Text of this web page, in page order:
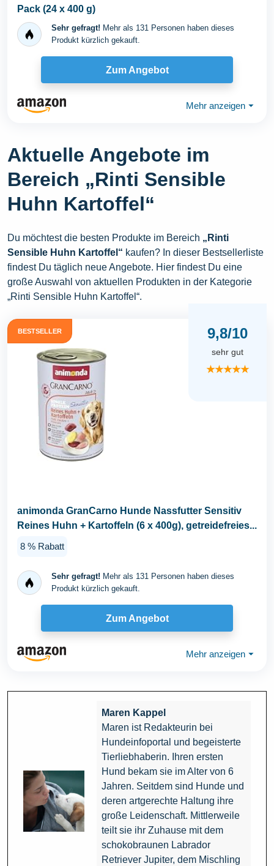
Pack (24 x 400 g)
Sehr gefragt! Mehr als 131 Personen haben dieses
Produkt kürzlich gekauft.
Zum Angebot
Mehr anzeigen ⏷
Aktuelle Angebote im
Bereich „Rinti Sensible
Huhn Kartoffel“
Du möchtest die besten Produkte im Bereich „Rinti
Sensible Huhn Kartoffel“ kaufen? In dieser Bestsellerliste
findest Du täglich neue Angebote. Hier findest Du eine
große Auswahl von aktuellen Produkten in der Kategorie
„Rinti Sensible Huhn Kartoffel“.
BESTSELLER 9,8/10
sehr gut
★★★★★
animonda GranCarno Hunde Nassfutter Sensitiv
Reines Huhn + Kartoffeln (6 x 400g), getreidefreies...
8 % Rabatt
Sehr gefragt! Mehr als 131 Personen haben dieses
Produkt kürzlich gekauft.
Zum Angebot
Mehr anzeigen ⏷
Maren Kappel
Maren ist Redakteurin bei
Hundeinfoportal und begeisterte
Tierliebhaberin. Ihren ersten
Hund bekam sie im Alter von 6
Jahren. Seitdem sind Hunde und
deren artgerechte Haltung ihre
große Leidenschaft. Mittlerweile
teilt sie ihr Zuhause mit dem
schokobraunen Labrador
Retriever Jupiter, dem Mischling